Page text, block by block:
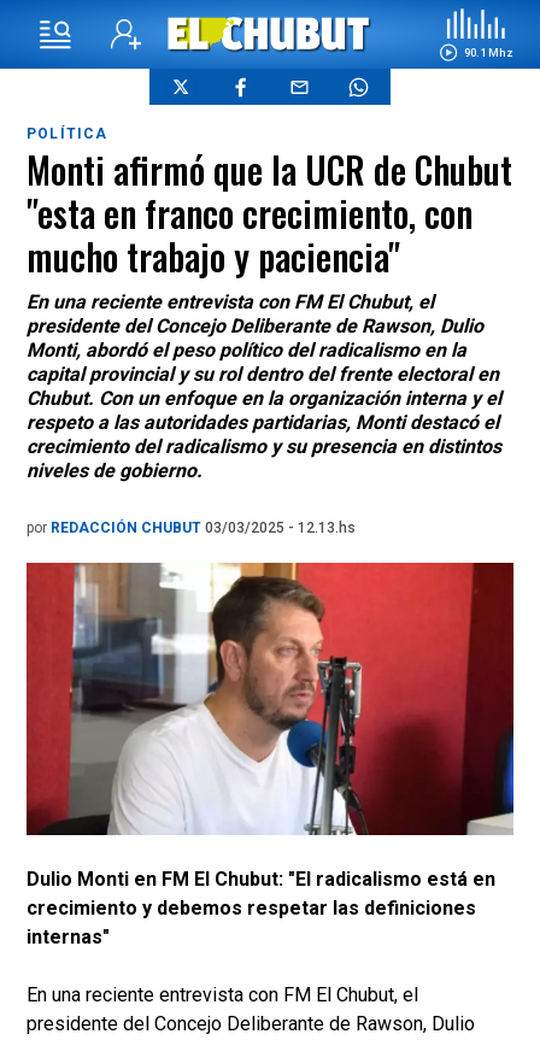
90.1 Mhz
POLÍTICA
Monti afirmó que la UCR de Chubut
"esta en franco crecimiento, con
mucho trabajo y paciencia"
En una reciente entrevista con FM El Chubut, el
presidente del Concejo Deliberante de Rawson, Dulio
Monti, abordó el peso político del radicalismo en la
capital provincial y su rol dentro del frente electoral en
Chubut. Con un enfoque en la organización interna y el
respeto a las autoridades partidarias, Monti destacó el
crecimiento del radicalismo y su presencia en distintos
niveles de gobierno.
por REDACCIÓN CHUBUT 03/03/2025 - 12.13.hs
Dulio Monti en FM El Chubut: "El radicalismo está en
crecimiento y debemos respetar las definiciones
internas"
En una reciente entrevista con FM El Chubut, el
presidente del Concejo Deliberante de Rawson, Dulio